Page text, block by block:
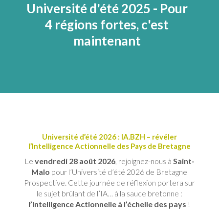
Université d'été 2025 - Pour
4 régions fortes, c'est
maintenant
Université d’été 2026 : IA.BZH – révéler
l’Intelligence Actionnelle des Pays de Bretagne
Le vendredi 28 août 2026, rejoignez-nous à Saint-
Malo pour l’Université d’été 2026 de Bretagne
Prospective. Cette journée de réflexion portera sur
le sujet brûlant de l’IA… à la sauce bretonne :
l’Intelligence Actionnelle à l’échelle des pays !